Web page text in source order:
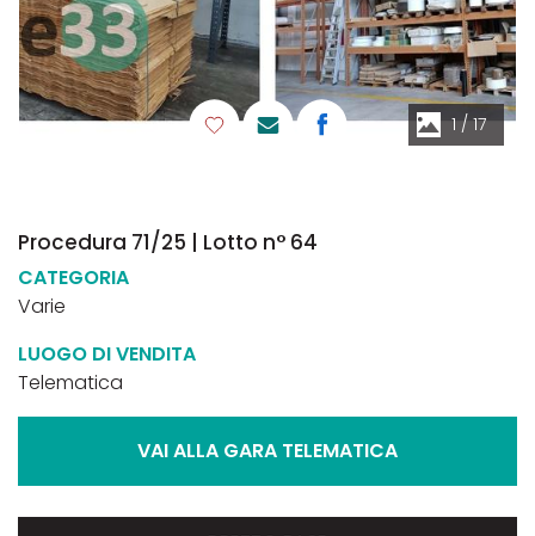
1/17
Procedura 71/25 | Lotto n° 64
CATEGORIA
Varie
LUOGO DI VENDITA
Telematica
VAI ALLA GARA TELEMATICA